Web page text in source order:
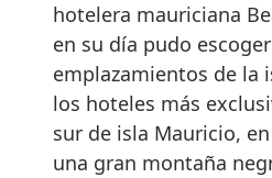
hotelera mauriciana
en su día pudo
emplazamientos de la
los hoteles más
sur de isla Mauricio,
una gran montaña